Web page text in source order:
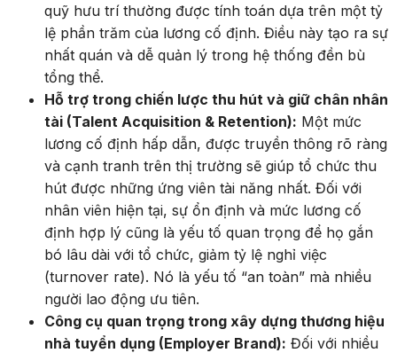
quỹ hưu trí thường được tính toán dựa trên một tỷ
lệ phần trăm của lương cố định. Điều này tạo ra sự
nhất quán và dễ quản lý trong hệ thống đền bù
tổng thể.
Hỗ trợ trong chiến lược thu hút và giữ chân nhân
tài (Talent Acquisition & Retention): Một mức
lương cố định hấp dẫn, được truyền thông rõ ràng
và cạnh tranh trên thị trường sẽ giúp tổ chức thu
hút được những ứng viên tài năng nhất. Đối với
nhân viên hiện tại, sự ổn định và mức lương cố
định hợp lý cũng là yếu tố quan trọng để họ gắn
bó lâu dài với tổ chức, giảm tỷ lệ nghỉ việc
(turnover rate). Nó là yếu tố “an toàn” mà nhiều
người lao động ưu tiên.
Công cụ quan trọng trong xây dựng thương hiệu
nhà tuyển dụng (Employer Brand): Đối với nhiều